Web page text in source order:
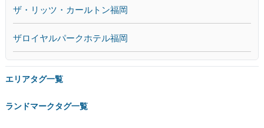
ザ・リッツ・カールトン福岡
ザロイヤルパークホテル福岡
エリアタグ一覧
ランドマークタグ一覧